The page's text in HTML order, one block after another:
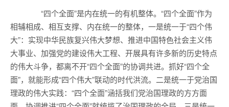
“四个全面”是内在统一的有机整体。“四个全面”作为
相辅相成、相互支撑、内在统一的整体，一是统一于“四个伟
大”：实现中华民族复兴伟大梦想、推进中国特色社会主义伟
大事业、加强党的建设伟大工程、开展具有许多新的历史特点
的伟大斗争，都离不开“四个全面”的协调共进。抓好“四个全
面”，就能形成“四个伟大”联动的时代洪流。二是统一于党治国
理政的伟大实践：“四个全面”涵括我们党治国理政的方方面